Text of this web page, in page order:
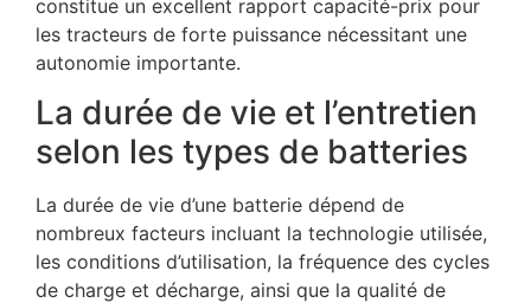
constitue un excellent rapport capacité-prix pour
les tracteurs de forte puissance nécessitant une
autonomie importante.
La durée de vie et l’entretien
selon les types de batteries
La durée de vie d’une batterie dépend de
nombreux facteurs incluant la technologie utilisée,
les conditions d’utilisation, la fréquence des cycles
de charge et décharge, ainsi que la qualité de